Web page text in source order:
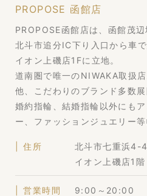
PROPOSE 函館店
PROPOSE函館店は、函館茂辺
北斗市追分IC下り入口から車で
イオン上磯店1Fに立地。
道南圏で唯一のNIWAKA取扱
他、こだわりのブランド多数展
婚約指輪、結婚指輪以外にも
ー、ファッションジュエリー等
住所
北斗市七重浜4-
イオン上磯店1階
営業時間 9:00～20:00